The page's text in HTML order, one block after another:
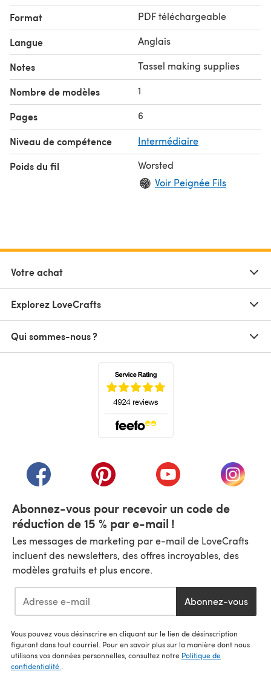
Format PDF téléchargeable
Langue Anglais
Notes Tassel making supplies
Nombre de modèles 1
Pages 6
Niveau de compétence Intermédiaire
Poids du fil
Worsted
Voir Peignée Fils
Votre achat
Explorez LoveCrafts
Qui sommes-nous ?
(s'ouvre dans un nouvel onglet)
(s'ouvre dans un nouvel onglet)
(s'ouvre dans un(s'ouvre
Abonnez-vous pour recevoir un code de
réduction de 15 % par e-mail !
Les messages de marketing par e-mail de LoveCrafts
incluent des newsletters, des offres incroyables, des
modèles gratuits et plus encore.
Abonnez-vous
Vous pouvez vous désinscrire en cliquant sur le lien de désinscription
figurant dans tout courriel. Pour en savoir plus sur la manière dont nous
utilisons vos données personnelles, consultez notre Politique de
confidentialité